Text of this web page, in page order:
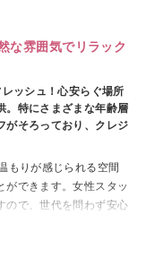
な雰囲気でリラック
ッシュ！心安らぐ場所
。特にさまざまな年齢層
がそろっており、クレジ
もりが感じられる空間
ができます。女性スタッ
ので、世代を問わず安心